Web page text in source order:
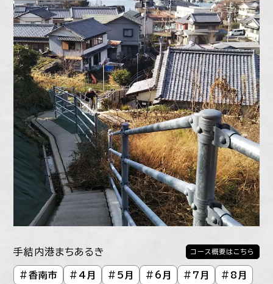
手結内港まちあるき コース概要はこちら
#香南市 # 4月 # 5月 # 6月 # 7月 # 8月